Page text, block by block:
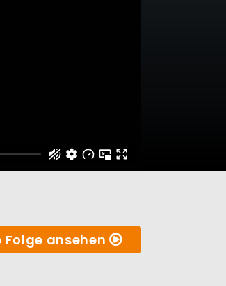
ansehen